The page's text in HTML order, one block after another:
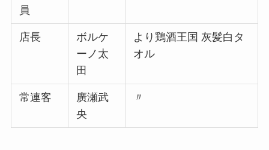
員
店長
ボルケ
ーノ太
田
より鶏酒王国 灰髪白タ
オル
常連客
廣瀬武
央
〃